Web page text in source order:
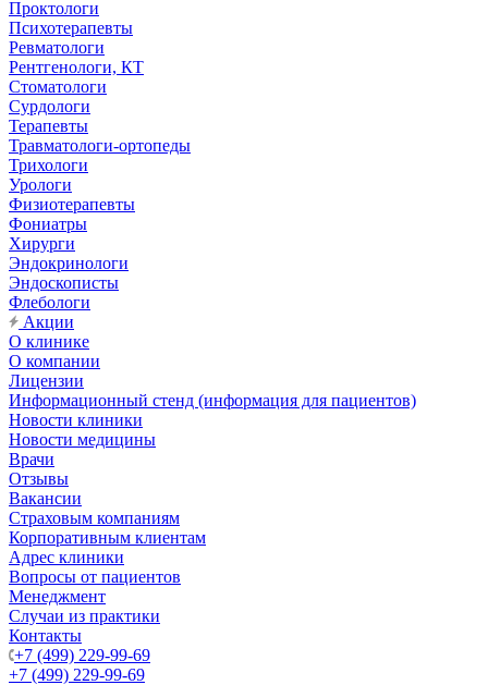
Проктологи
Психотерапевты
Ревматологи
Рентгенологи, КТ
Стоматологи
Сурдологи
Терапевты
Травматологи-ортопеды
Трихологи
Урологи
Физиотерапевты
Фониатры
Хирурги
Эндокринологи
Эндоскописты
Флебологи
Акции
О клинике
О компании
Лицензии
Информационный стенд (информация для пациентов)
Новости клиники
Новости медицины
Врачи
Отзывы
Вакансии
Страховым компаниям
Корпоративным клиентам
Адрес клиники
Вопросы от пациентов
Менеджмент
Случаи из практики
Контакты
+7 (499) 229-99-69
+7 (499) 229-99-69